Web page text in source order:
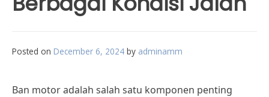
Posted on December 6, 2024 by adminamm
Ban motor adalah salah satu komponen penting